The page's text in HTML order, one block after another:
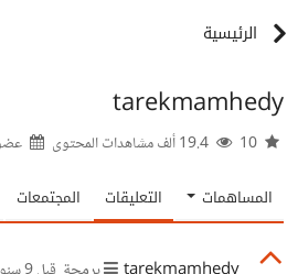
الرئيسية
tarekmamhedy
المساهمات التعليقات المجتمعات